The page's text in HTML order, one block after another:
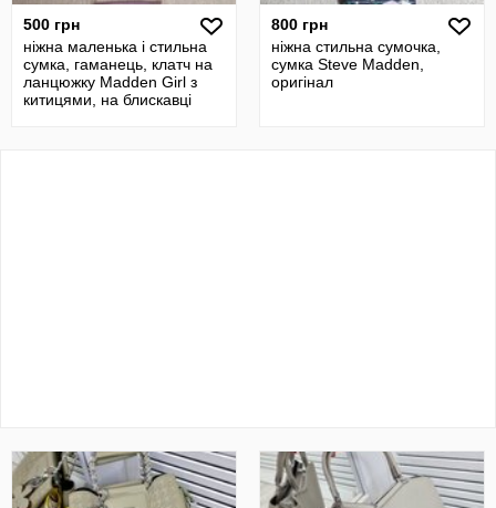
500 грн
ніжна маленька і стильна
сумка, гаманець, клатч на
ланцюжку Madden Girl з
китицями, на блискавці
800 грн
ніжна стильна сумочка,
сумка Steve Madden,
оригінал